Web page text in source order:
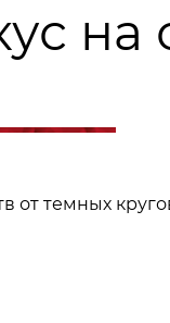
на
от темных